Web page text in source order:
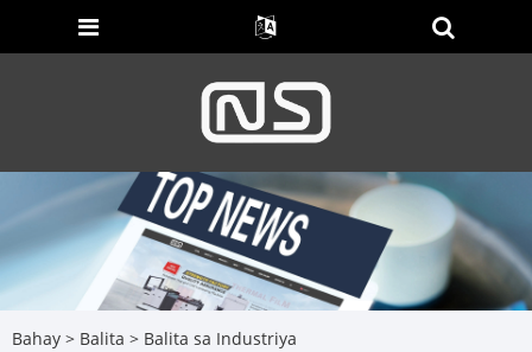
Bahay > Balita > Balita sa Industriya